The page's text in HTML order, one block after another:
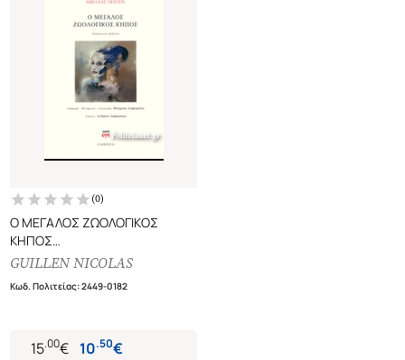
(0)
Ο ΜΕΓΑΛΟΣ ΖΩΟΛΟΓΙΚΟΣ
ΚΗΠΟΣ
(ΔΙΓΛΩΣΣΗ ΕΚΔΟΣΗ, ΕΛΛΗΝΙΚΑ-
GUILLEN NICOLAS
Κωδ. Πολιτείας:2449-0182
15.00€ 10.50€